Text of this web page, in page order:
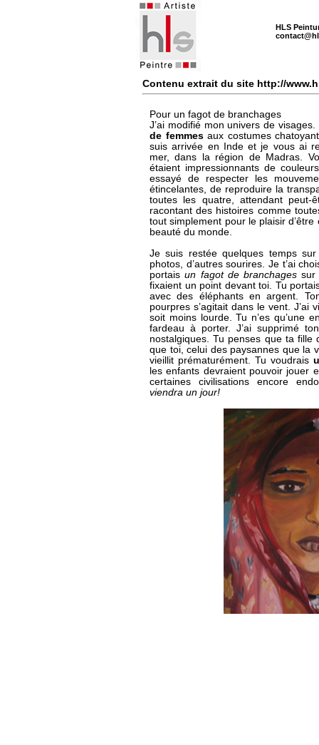
HLS
Contenu extrait du site http://
Pour un fagot de branchages
J’ai modifié mon univers de
de femmesaux costumes
suis arrivée en Inde et je vous ai
mer, dans la région de Madras.
étaient impressionnants de
essayé de respecter les
étincelantes, de reproduire la
toutes les quatre, attendant peut-
racontant des histoires comme
tout simplement pour le plaisir
beauté du monde.
Je suis restée quelques temps sur
photos, d’autres sourires. Je t’ai
portaisun fagot de branchages sur
fixaient un point devant toi. Tu
avec des éléphants en argent.
pourpres s’agitait dans le vent.
soit moins lourde. Tu n’es qu’une
fardeau à porter. J’ai supprimé
nostalgiques. Tu penses que ta
que toi, celui des paysannes que la
vieillit prématurément. Tu voudrais
les enfants devraient pouvoir jouer
certaines civilisations encore
viendra un jour!